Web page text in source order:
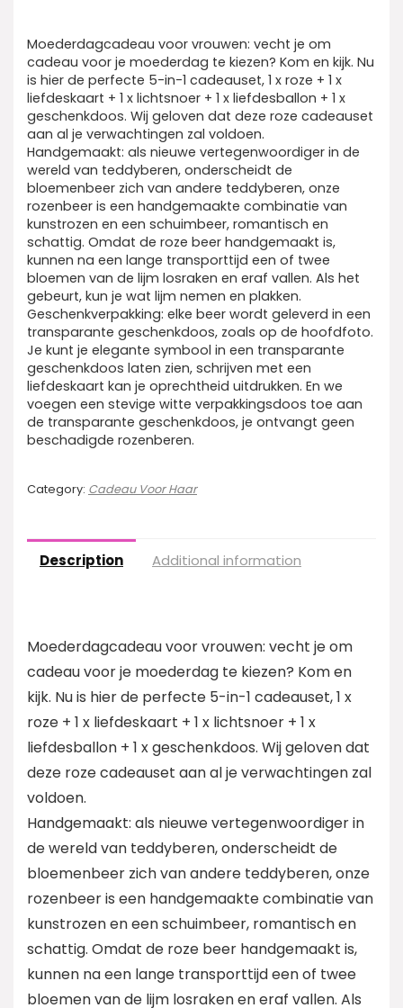
Moederdagcadeau voor vrouwen: vecht je om
cadeau voor je moederdag te kiezen? Kom en kijk. Nu
is hier de perfecte 5-in-1 cadeauset, 1 x roze + 1 x
liefdeskaart + 1 x lichtsnoer + 1 x liefdesballon + 1 x
geschenkdoos. Wij geloven dat deze roze cadeauset
aan al je verwachtingen zal voldoen.
Handgemaakt: als nieuwe vertegenwoordiger in de
wereld van teddyberen, onderscheidt de
bloemenbeer zich van andere teddyberen, onze
rozenbeer is een handgemaakte combinatie van
kunstrozen en een schuimbeer, romantisch en
schattig. Omdat de roze beer handgemaakt is,
kunnen na een lange transporttijd een of twee
bloemen van de lijm losraken en eraf vallen. Als het
gebeurt, kun je wat lijm nemen en plakken.
Geschenkverpakking: elke beer wordt geleverd in een
transparante geschenkdoos, zoals op de hoofdfoto.
Je kunt je elegante symbool in een transparante
geschenkdoos laten zien, schrijven met een
liefdeskaart kan je oprechtheid uitdrukken. En we
voegen een stevige witte verpakkingsdoos toe aan
de transparante geschenkdoos, je ontvangt geen
beschadigde rozenberen.
Category: Cadeau Voor Haar
Description Additional information
Moederdagcadeau voor vrouwen: vecht je om
cadeau voor je moederdag te kiezen? Kom en
kijk. Nu is hier de perfecte 5-in-1 cadeauset, 1 x
roze + 1 x liefdeskaart + 1 x lichtsnoer + 1 x
liefdesballon + 1 x geschenkdoos. Wij geloven dat
deze roze cadeauset aan al je verwachtingen zal
voldoen.
Handgemaakt: als nieuwe vertegenwoordiger in
de wereld van teddyberen, onderscheidt de
bloemenbeer zich van andere teddyberen, onze
rozenbeer is een handgemaakte combinatie van
kunstrozen en een schuimbeer, romantisch en
schattig. Omdat de roze beer handgemaakt is,
kunnen na een lange transporttijd een of twee
bloemen van de lijm losraken en eraf vallen. Als